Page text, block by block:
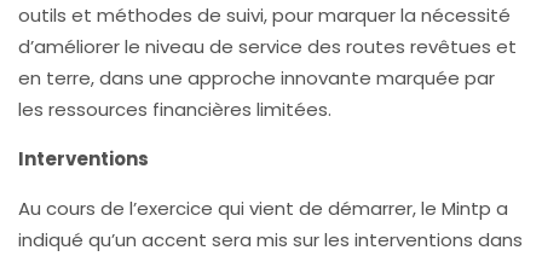
outils et méthodes de suivi, pour marquer la nécessité
d’améliorer le niveau de service des routes revêtues et
en terre, dans une approche innovante marquée par
les ressources financières limitées.
Interventions
Au cours de l’exercice qui vient de démarrer, le Mintp a
indiqué qu’un accent sera mis sur les interventions dans